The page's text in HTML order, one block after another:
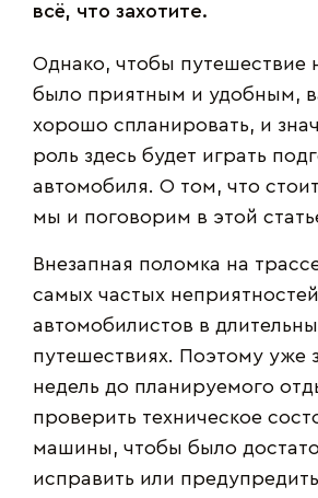
всё, что захотите.
Однако, чтобы путешествие
было приятным и удобным,
хорошо спланировать, и
роль здесь будет играть
автомобиля. О том, что
мы и поговорим в этой
Внезапная поломка на
самых частых неприятностей
автомобилистов в
путешествиях. Поэтому уже
недель до планируемого
проверить техническое
машины, чтобы было
исправить или